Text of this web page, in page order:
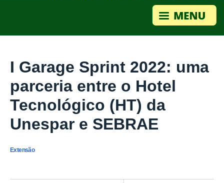
I Garage Sprint 2022: uma
parceria entre o Hotel
Tecnológico (HT) da
Unespar e SEBRAE
Extensão